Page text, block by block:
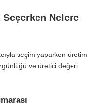
Nelere
seçim yaparken üretim
ve üretici değeri